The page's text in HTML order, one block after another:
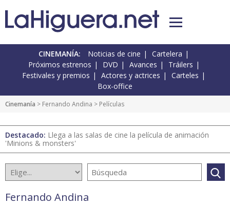
CINEMANÍA: Noticias de cine
Cartelera
Próximos estrenos
DVD Avances
Tráilers
Festivales y premios
Actores y actrices
Carteles
Box-office
Cinemanía > Fernando Andina > Películas
Destacado: Llega a las salas de cine la película de animación
'Minions & monsters'
Fernando Andina